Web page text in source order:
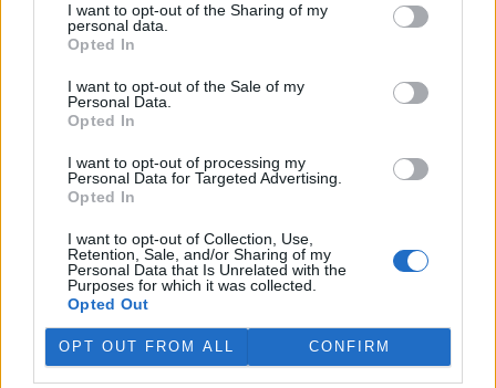
I want to opt-out of the Sharing of my
personal data.
Opted In
I want to opt-out of the Sale of my
Personal Data.
Opted In
I want to opt-out of processing my
Personal Data for Targeted Advertising.
Opted In
I want to opt-out of Collection, Use,
Retention, Sale, and/or Sharing of my
Personal Data that Is Unrelated with the
Purposes for which it was collected.
Opted Out
OPT OUT FROM ALL CONFIRM
Odpovědět
Petr 7.7.2026 12:59 Reaguje na pavel peregrin
Argumentace, že je nutné odvodňovat krajinu
protože vás to živí je velice blízká argumentaci dozorce v
Odpovědět
pavel peregrin 7.7.2026 14:03 Reaguje na Petr
Nechte si ty žvásty pro toho, kdo vám to bude žrát.
Odpovědět
Petr 7.7.2026 14:16 Reaguje na pavel peregrin